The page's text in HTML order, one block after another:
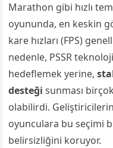
Marathon gibi hızlı
oyununda, en keskin
kare hızları (FPS)
nedenle, PSSR
hedeflemek yerine,
desteği sunması
olabilirdi.
oyunculara bu seçimi
belirsizliğini koruyor.